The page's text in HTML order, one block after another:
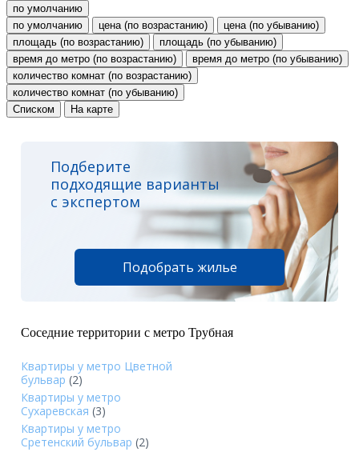
по умолчанию
по умолчанию
цена (по возрастанию)
цена (по убыванию)
площадь (по возрастанию)
площадь (по убыванию)
время до метро (по возрастанию)
время до метро (по убыванию)
количество комнат (по возрастанию)
количество комнат (по убыванию)
Списком
На карте
Подберите
подходящие варианты
с экспертом
Подобрать жилье
Соседние территории с метро Трубная
Квартиры у метро Цветной
бульвар (2)
Квартиры у метро
Сухаревская (3)
Квартиры у метро
Сретенский бульвар (2)